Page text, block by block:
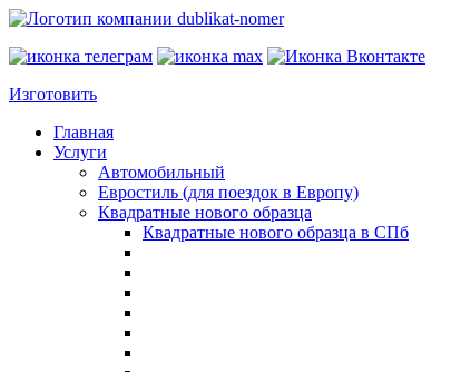
Изготовить
Главная
Услуги
Автомобильный
Евростиль (для поездок в Европу)
Квадратные нового образца
Квадратные нового образца в СПб